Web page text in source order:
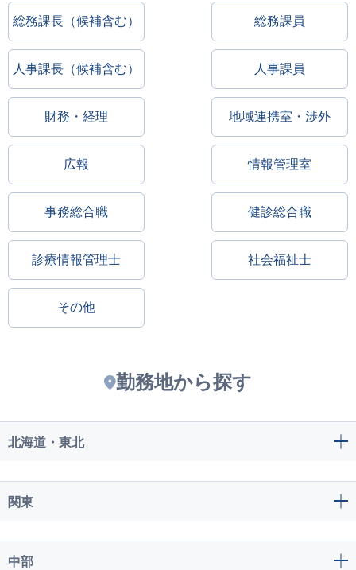
総務課長（候補含む） 総務課員
人事課長（候補含む） 人事課員
財務・経理 地域連携室・渉外
広報 情報管理室
事務総合職 健診総合職
診療情報管理士 社会福祉士
その他
勤務地から探す
北海道・東北
関東
中部